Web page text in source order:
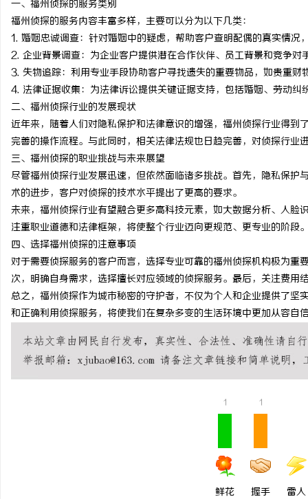
一、福州侦探的服务类别
福州侦探的服务内容丰富多样，主要可以分为以下几类：
1. 婚姻忠诚调查：针对婚姻中的疑虑，帮助客户查明配偶的真实情况
2. 企业背景调查：为企业客户提供潜在合作伙伴、员工背景和竞争对
3. 失物追踪：利用专业手段协助客户寻找遗失的重要物品，如贵重财
4. 法律证据收集：为法律诉讼提供关键证据支持，包括婚姻、劳动纠
二、福州侦探行业的发展现状
近年来，随着人们对隐私保护和法律意识的增强，福州侦探行业得
完善的操作流程。与此同时，相关法律法规也日趋完善，对侦探行业
三、福州侦探的职业挑战与未来展望
尽管福州侦探行业发展迅速，但依然面临诸多挑战。首先，隐私保
术的进步，客户对侦探的技术水平提出了更高的要求。
未来，福州侦探行业有望融合更多高科技元素，如大数据分析、人
注重职业道德和法律框架，将使整个行业迈向更规范、更专业的阶段
四、选择福州侦探的注意事项
对于需要侦探服务的客户而言，选择专业可靠的福州侦探机构极为
次，明确自身需求，选择擅长对应领域的侦探服务。最后，关注费用
总之，福州侦探作为城市秘密的守护者，不仅为个人和企业提供了
和正确利用侦探服务，将使我们在复杂多变的生活环境中更加从容自
1
鲜花
1
握手 雷人
门私家侦探：揭秘现代城市的隐秘守护者 深入了解乌鲁木齐私人